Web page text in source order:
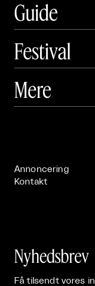
Guide
Festival
 Art Matter Festival
Mere
Annoncering
Kontakt
Nyhedsbrev
Få tilsendt vores